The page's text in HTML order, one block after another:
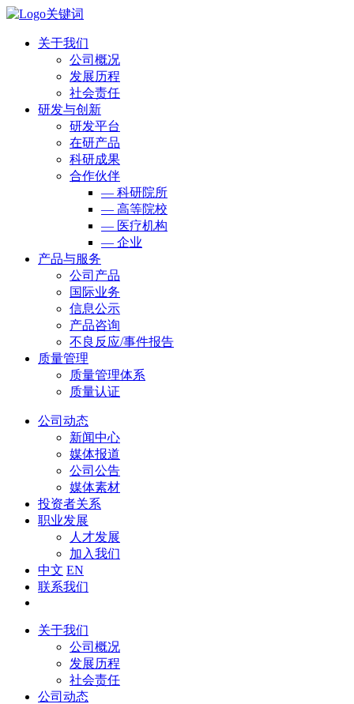
关于我们
公司概况
发展历程
社会责任
研发与创新
研发平台
在研产品
科研成果
合作伙伴
— 科研院所
— 高等院校
— 医疗机构
— 企业
产品与服务
公司产品
国际业务
信息公示
产品咨询
不良反应/事件报告
质量管理
质量管理体系
质量认证
公司动态
新闻中心
媒体报道
公司公告
媒体素材
投资者关系
职业发展
人才发展
加入我们
中文 EN
联系我们
关于我们
公司概况
发展历程
社会责任
公司动态